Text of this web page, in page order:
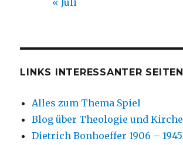
LINKS INTERESSANTER SEITEN
Alles zum Thema Spiel
Blog über Theologie und Kirche
Dietrich Bonhoeffer 1906 – 1945